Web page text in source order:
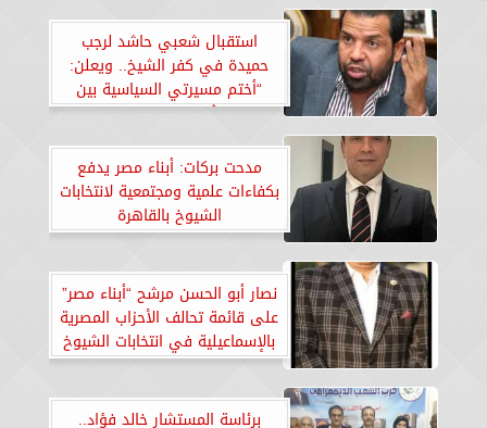
استقبال شعبي حاشد لرجب
حميدة في كفر الشيخ.. ويعلن:
“أختم مسيرتي السياسية بين
أهلي وناسي”
مدحت بركات: أبناء مصر يدفع
بكفاءات علمية ومجتمعية لانتخابات
الشيوخ بالقاهرة
نصار أبو الحسن مرشح “أبناء مصر”
على قائمة تحالف الأحزاب المصرية
بالإسماعيلية في انتخابات الشيوخ
2025
برئاسة المستشار خالد فؤاد..